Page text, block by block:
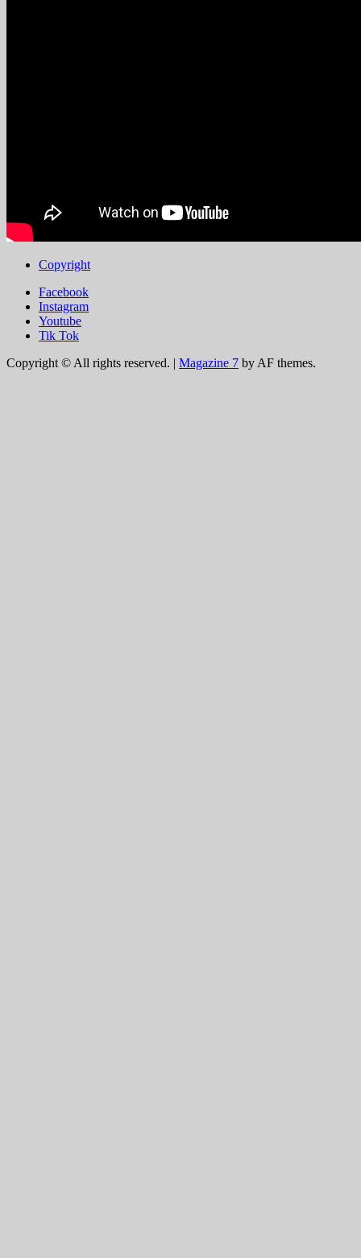
Copyright
Facebook
Instagram
Youtube
Tik Tok
Copyright © All rights reserved. | Magazine 7 by AF themes.